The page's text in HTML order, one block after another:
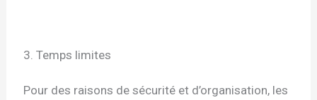
3. Temps limites
Pour des raisons de sécurité et d’organisation, les